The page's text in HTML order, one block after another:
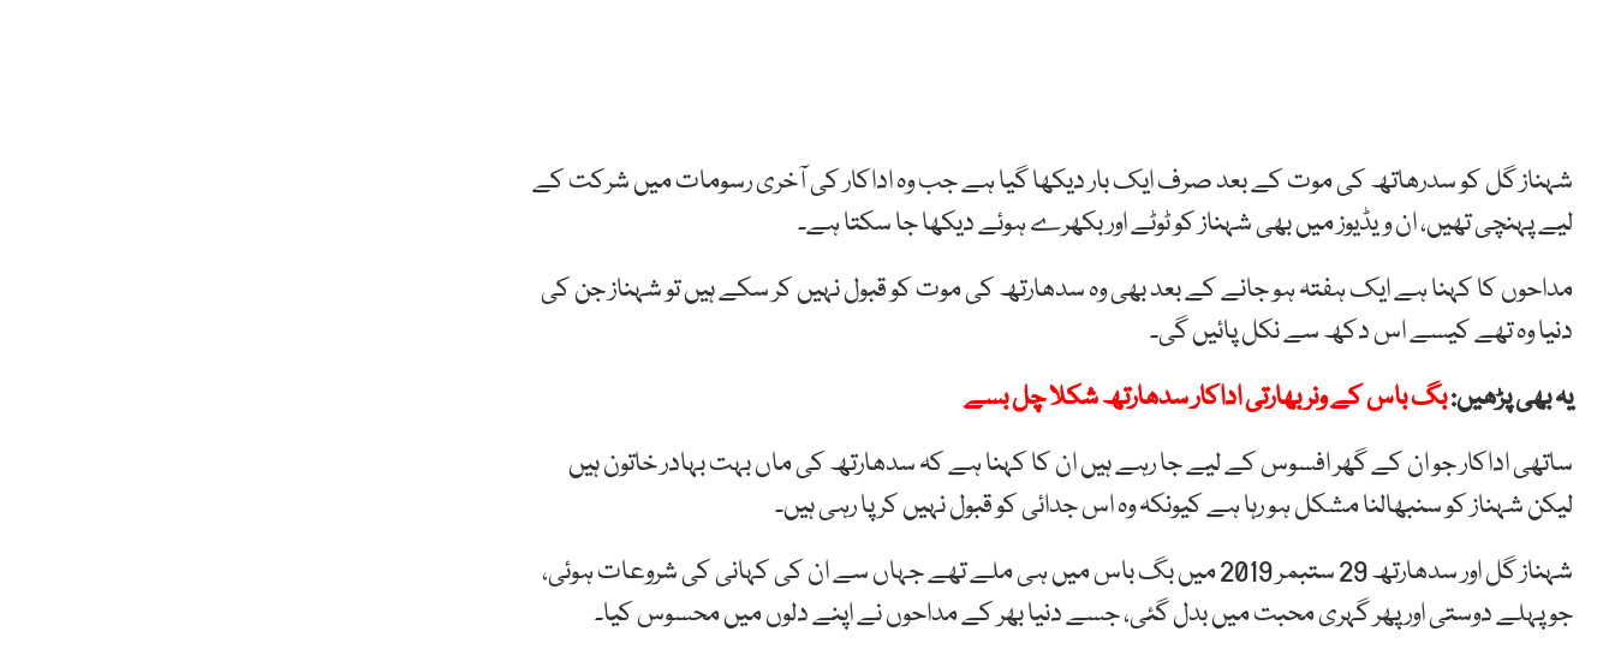
شہناز گل کو سدرھاتھ کی موت کے بعد صرف ایک بار دیکھا گیا ہے جب وہ اداکار کی آخری رسومات میں شرکت کے
لیے پہنچی تھیں، ان ویڈیوز میں بھی شہناز کو ٹوٹے اور بکھرے ہوئے دیکھا جا سکتا ہے۔
مداحوں کا کہنا ہے ایک ہفتہ ہو جانے کے بعد بھی وہ سدھارتھ کی موت کو قبول نہیں کر سکے ہیں تو شہناز جن کی
دنیا وہ تھے کیسے اس دکھ سے نکل پائیں گی۔
یہ بھی پڑھیں:بگ باس کے ونر بھارتی اداکار سدھارتھ شکلا چل بسے
ساتھی اداکار جو ان کے گھر افسوس کے لیے جا رہے ہیں ان کا کہنا ہے کہ سدھارتھ کی ماں بہت بہادر خاتون ہیں
لیکن شہناز کو سنبھالنا مشکل ہو رہا ہے کیونکہ وہ اس جدائی کو قبول نہیں کر پا رہی ہیں۔
شہناز گل اور سدھارتھ 29 ستبمر 2019 میں بگ باس میں ہی ملے تھے جہاں سے ان کی کہانی کی شروعات ہوئی،
جو پہلے دوستی اور پھر گہری محبت میں بدل گئی، جسے دنیا بھر کے مداحوں نے اپنے دلوں میں محسوس کیا۔